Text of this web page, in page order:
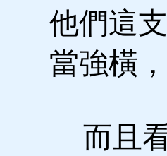
他們這
當強橫
而且看